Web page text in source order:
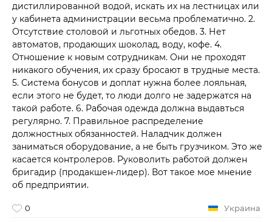
дистиллированной водой, искать их на лестницах или
у кабинета администрации весьма проблематично. 2.
Отсутствие столовой и льготных обедов. 3. Нет
автоматов, продающих шоколад, воду, кофе. 4.
Отношение к новым сотрудникам. Они не проходят
никакого обучения, их сразу бросают в трудные места.
5. Система бонусов и доплат нужна более лояльная,
если этого не будет, то люди долго не задержатся на
такой работе. 6. Рабочая одежда должна выдавться
регулярно. 7. Правильное распределение
должностных обязанностей. Наладчик должен
заниматься оборудование, а не быть грузчиком. Это же
касается контролеров. Руковолить работой должен
бригадир (продакшен-лидер). Вот такое мое мнение
об предприятии.
0 Украина